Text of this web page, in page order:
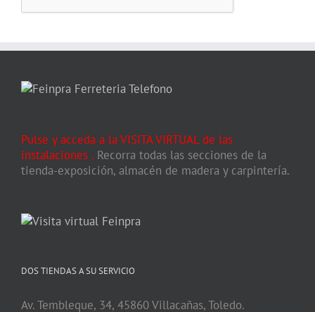
Pulse y acceda a la VISITA VIRTUAL de las
instalaciones . Recorra todas las secciones de la
tienda-exposición, almacén de madera y carpintería.
DOS TIENDAS A SU SERVICIO
Av. Tembleque, 34, 45860 Villacañas, Toledo.